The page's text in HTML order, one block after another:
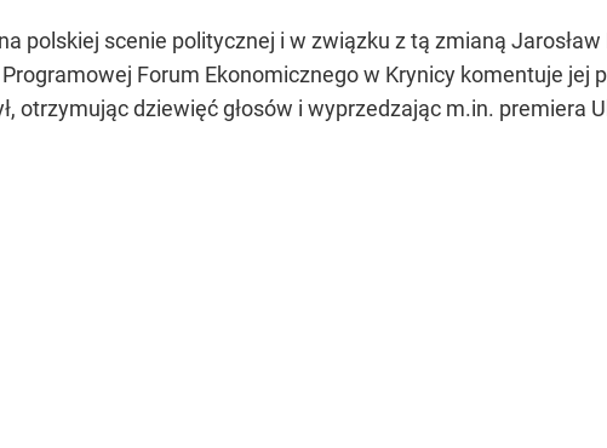
polskiej scenie politycznej i w związku z tą zmianą Jarosław
Forum Ekonomicznego w Krynicy komentuje jej
otrzymując dziewięć głosów i wyprzedzając m.in. premiera